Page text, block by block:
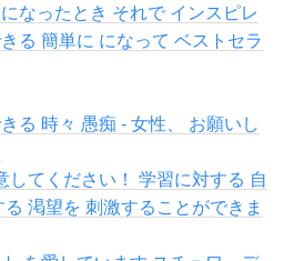
なったとき それで インスピレ
る 簡単に になって ベストセラ
る 時々 愚痴 - 女性、 お願いし
してください！ 学習に対する 自
渇望を 刺激することができま